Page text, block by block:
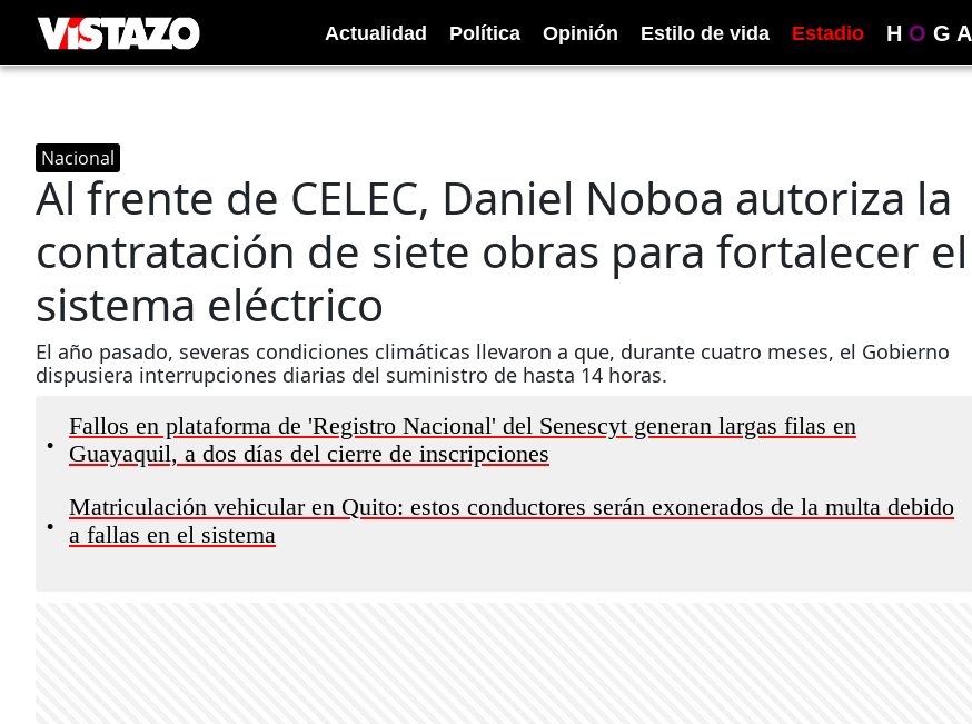
Actualidad Política Opinión Estilo de vida Estadio H O G A
Nacional
Al frente de CELEC, Daniel Noboa autoriza la
contratación de siete obras para fortalecer el
sistema eléctrico
El año pasado, severas condiciones climáticas llevaron a que, durante cuatro meses, el Gobierno
dispusiera interrupciones diarias del suministro de hasta 14 horas.
•
Fallos en plataforma de 'Registro Nacional' del Senescyt generan largas filas en
Guayaquil, a dos días del cierre de inscripciones
•
Matriculación vehicular en Quito: estos conductores serán exonerados de la multa debido
a fallas en el sistema